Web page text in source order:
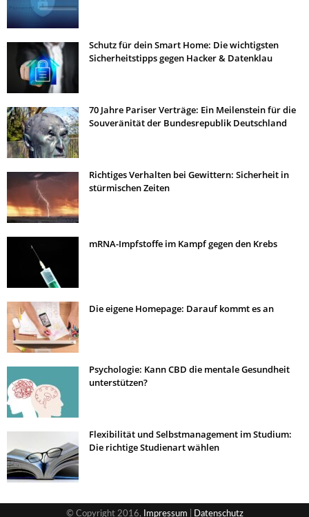
Schutz für dein Smart Home: Die wichtigsten
Sicherheitstipps gegen Hacker & Datenklau
70 Jahre Pariser Verträge: Ein Meilenstein für die
Souveränität der Bundesrepublik Deutschland
Richtiges Verhalten bei Gewittern: Sicherheit in
stürmischen Zeiten
mRNA-Impfstoffe im Kampf gegen den Krebs
Die eigene Homepage: Darauf kommt es an
Psychologie: Kann CBD die mentale Gesundheit
unterstützen?
Flexibilität und Selbstmanagement im Studium:
Die richtige Studienart wählen
© Copyright 2016, Impressum Datenschutz